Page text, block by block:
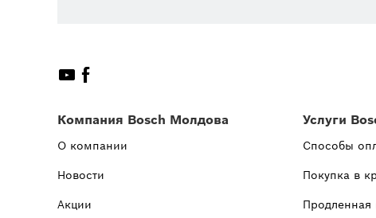
Компания Bosch Молдова
О компании
Новости
Акции
Услуги
Способы
Покупка в
Продленная